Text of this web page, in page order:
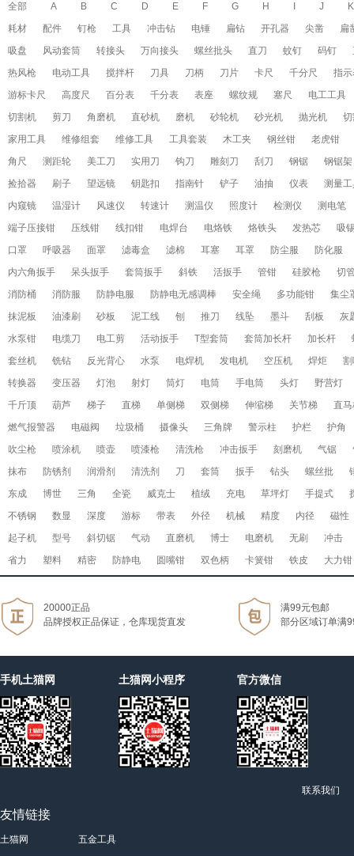
全部 A B C D E F G H J
K
耗材
配件 钉枪 工具 冲击钻 电锤 扁钻 开孔器 尖凿
扁
吸盘
风动套筒 转接头 万向接头 螺丝批头 直刀 蚊钉 码钉
热风枪
电动工具 搅拌杆 刀具 刀柄 刀片 卡尺 千分尺
指
游标卡尺
高度尺 百分表 千分表 表座 螺纹规 塞尺
电工工具
切割机
剪刀 角磨机 直砂机 磨机 砂轮机 砂光机 抛光机
家用工具
维修组套 维修工具 工具套装 木工夹 钢丝钳
老虎钳
角尺
测距轮 美工刀 实用刀 钩刀 雕刻刀 刮刀 钢锯
钢锯架
捡拾器
刷子 望远镜 钥匙扣 指南针 铲子 油抽 仪表
测量
内窥镜
温湿计 风速仪 转速计 测温仪 照度计 检测仪
测电笔
端子压接钳
压线钳 线扣钳 电焊台 电烙铁 烙铁头 发热芯
吸
口罩
呼吸器 面罩 滤毒盒 滤棉 耳塞 耳罩 防尘服
防化服
内六角扳手
呆头扳手 套筒扳手 斜铁 活扳手 管钳 硅胶枪
切
消防桶
消防服 防静电服 防静电无感调棒 安全绳 多功能钳
集尘
抹泥板
油漆刷 砂板 泥工线 刨 推刀 线坠 墨斗 刮板
灰
水泵钳
电缆刀 电工剪 活动扳手 T型套筒 套筒加长杆 加长杆
套丝机
铣钻 反光背心 水泵 电焊机 发电机 空压机 焊炬
转换器
变压器 灯泡 射灯 筒灯 电筒 手电筒 头灯
野营灯
千斤顶
葫芦 梯子 直梯 单侧梯 双侧梯 伸缩梯 关节梯
直
燃气报警器
电磁阀 垃圾桶 摄像头 三角牌 警示柱 护栏
护角
吹尘枪
喷涂机 喷壶 喷漆枪 清洗枪 冲击扳手 刻磨机 气锯
抹布
防锈剂 润滑剂 清洗剂 刀 套筒 扳手 钻头 螺丝批
东成
博世 三角 全瓷 威克士 植绒 充电 草坪灯 手提式
不锈钢
数显 深度 游标 带表 外径 机械 精度 内径
磁性
起子机
型号 斜切锯 气动 直磨机 博士 电磨机 无刷
冲击
省力
塑料 精密 防静电 圆嘴钳 双色柄 卡簧钳 铁皮 大力钳
20000正品
品牌授权正品保证，仓库现货直发
满99元包邮
部分区域订单满
手机土猫网 土猫网小程序 官方微信
联系我们
友情链接
土猫网 五金工具